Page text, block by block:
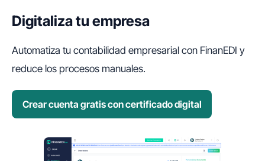
Digitaliza tu empresa
Automatiza tu contabilidad empresarial con FinanEDI y
reduce los procesos manuales.
Crear cuenta gratis con certificado digital